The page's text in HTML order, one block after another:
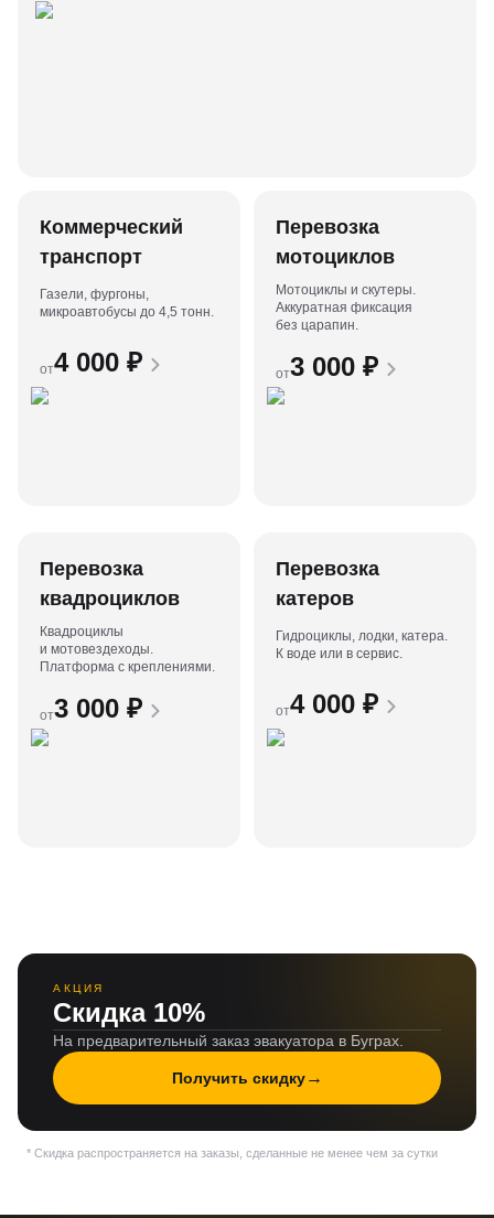
Коммерческий
транспорт
Газели, фургоны,
микроавтобусы до 4,5 тонн.
от4 000 ₽
Перевозка
мотоциклов
Мотоциклы и скутеры.
Аккуратная фиксация
без царапин.
от3 000 ₽
Перевозка
квадроциклов
Квадроциклы
и мотовездеходы.
Платформа с креплениями.
от3 000 ₽
Перевозка
катеров
Гидроциклы, лодки, катера.
К воде или в сервис.
от4 000 ₽
АКЦИЯ
Скидка 10%
На предварительный заказ эвакуатора в Буграх.
Получить скидку→
* Скидка распространяется на заказы, сделанные не менее чем за сутки